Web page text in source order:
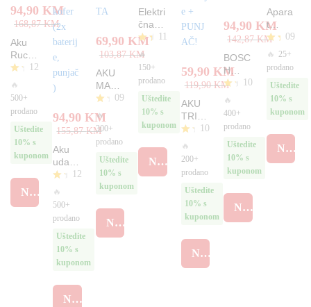
94,90 KM
168,87KM
Aku
Rucna
Pila
a
ka na
baterij
e
128V
O
cje
en
o
4.
42
od
12
🔥
500+
prodano
Uštedite
10% s
kuponom
NARUČI
94,90KM
155,87KM
Aku
udarni
odvija
MAKI
gedor
ama +
transp
ortni
(2x
baterij
O
cj
je
no
4.
33
od
12
🔥
500+
prodano
Uštedite
10% s
kuponom
NARUČI
69,90 KM
103,87KM
AKU
MAKA
ZE ZA
IVANJ
E
MAKI
TA
O
cj
en
je
no
4.
33
od
09
🔥
300+
prodano
Uštedite
10% s
kuponom
NARUČI
Elektri
čna
motor
na
pila
H
Oc
jen
o
4.
64
od
5
11
🔥
150+
prodano
Uštedite
10% s
kuponom
NARUČI
59,90 KM
119,90KM
AKU
TRIM
ER
TA ZA
U – 2x
Baterij
e +
PUNJ
O
cje
en
o
4.
60
od
10
🔥
200+
prodano
Uštedite
10% s
kuponom
NARUČI
94,90KM
142,87KM
BOSC
H
busilic
2-28
lica
elektri
čna
O
cje
en
o
4.
50
od
10
🔥
400+
prodano
Uštedite
10% s
kuponom
NARUČI
Apara
t
BOSC
CO2
elektr
o
250A
Oc
jen
jen
o
4.
89
09
🔥
25+
prodano
Uštedite
10% s
kuponom
NARUČI